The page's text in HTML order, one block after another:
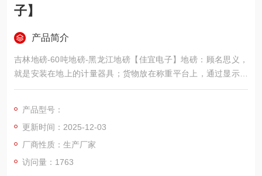
子】
产品简介
吉林地磅-60吨地磅-黑龙江地磅【佳宜电子】地磅：顾名思义，
就是安装在地上的计量器具；货物放在称重平台上，通过显示仪
表直接显示出货物重量的一种设备；想了解或订购120吨地磅的
和放心，热切期等与您的交流和合作！
产品型号：
更新时间：2025-12-03
厂商性质：生产厂家
访问量：1763